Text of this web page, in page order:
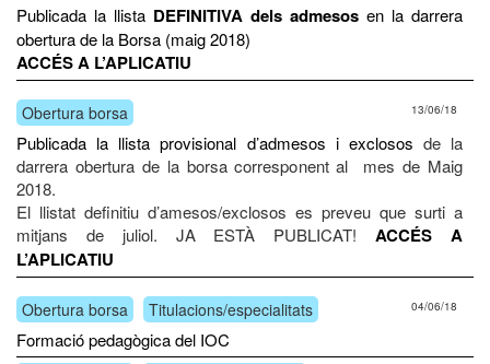
Publicada la llista DEFINITIVA dels admesos en la darrera
obertura de la Borsa (maig 2018)
ACCÉS A L’APLICATIU
Obertura borsa 13/06/18
Publicada la llista provisional d’admesos i exclosos de la
darrera obertura de la borsa corresponent al mes de Maig
2018.
El llistat definitiu d’amesos/exclosos es preveu que surti a
mitjans de juliol. JA ESTÀ PUBLICAT!ACCÉS A
L’APLICATIU
Obertura borsa Titulacions/especialitats 04/06/18
Formació pedagògica del IOC